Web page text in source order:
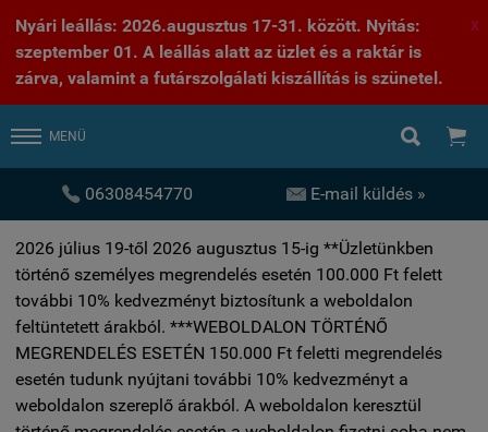
Nyári leállás: 2026.augusztus 17-31. között. Nyitás:
szeptember 01. A leállás alatt az üzlet és a raktár is
zárva, valamint a futárszolgálati kiszállítás is szünetel.
X
MENÜ  
 06308454770  E-mail küldés »
2026 július 19-től 2026 augusztus 15-ig **Üzletünkben
történő személyes megrendelés esetén 100.000 Ft felett
további 10% kedvezményt biztosítunk a weboldalon
feltüntetett árakból. ***WEBOLDALON TÖRTÉNŐ
MEGRENDELÉS ESETÉN 150.000 Ft feletti megrendelés
esetén tudunk nyújtani további 10% kedvezményt a
weboldalon szereplő árakból. A weboldalon keresztül